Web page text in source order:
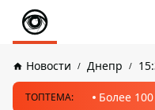
Новости Днепр
ТОПТЕМА: Более